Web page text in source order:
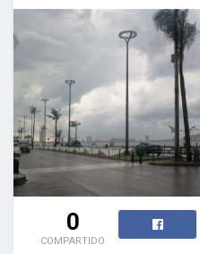
0
COMPARTIDO